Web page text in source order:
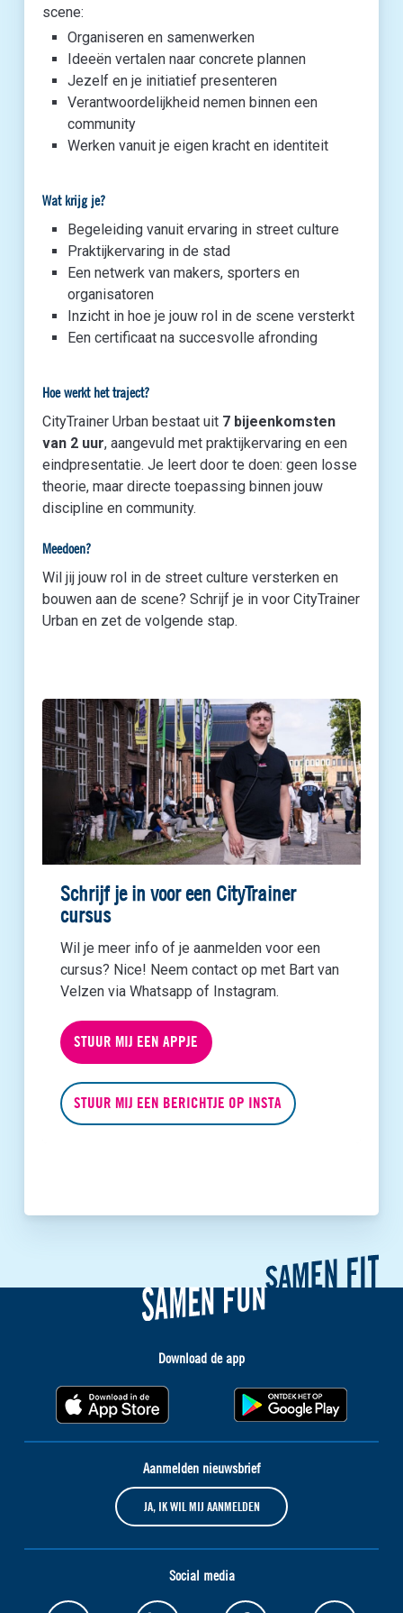
scene:
Organiseren en samenwerken
Ideeën vertalen naar concrete plannen
Jezelf en je initiatief presenteren
Verantwoordelijkheid nemen binnen een
community
Werken vanuit je eigen kracht en identiteit
Wat krijg je?
Begeleiding vanuit ervaring in street culture
Praktijkervaring in de stad
Een netwerk van makers, sporters en
organisatoren
Inzicht in hoe je jouw rol in de scene versterkt
Een certificaat na succesvolle afronding
Hoe werkt het traject?
CityTrainer Urban bestaat uit 7 bijeenkomsten
van 2 uur, aangevuld met praktijkervaring en een
eindpresentatie. Je leert door te doen: geen losse
theorie, maar directe toepassing binnen jouw
discipline en community.
Meedoen?
Wil jij jouw rol in de street culture versterken en
bouwen aan de scene? Schrijf je in voor CityTrainer
Urban en zet de volgende stap.
Schrijf je in voor een CityTrainer
cursus
Wil je meer info of je aanmelden voor een
cursus? Nice! Neem contact op met Bart van
Velzen via Whatsapp of Instagram.
STUUR MIJ EEN APPJE
STUUR MIJ EEN BERICHTJE OP INSTA
Download de app
Aanmelden nieuwsbrief
JA, IK WIL MIJ AANMELDEN
Social media